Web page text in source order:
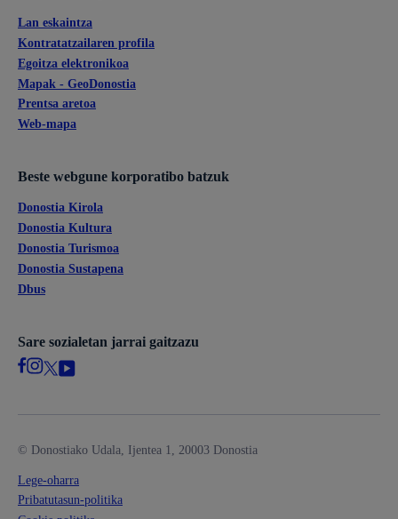
Lan eskaintza
Kontratatzailaren profila
Egoitza elektronikoa
Mapak - GeoDonostia
Prentsa aretoa
Web-mapa
Beste webgune korporatibo batzuk
Donostia Kirola
Donostia Kultura
Donostia Turismoa
Donostia Sustapena
Dbus
Sare sozialetan jarrai gaitzazu
© Donostiako Udala, Ijentea 1, 20003 Donostia
Lege-oharra
Pribatutasun-politika